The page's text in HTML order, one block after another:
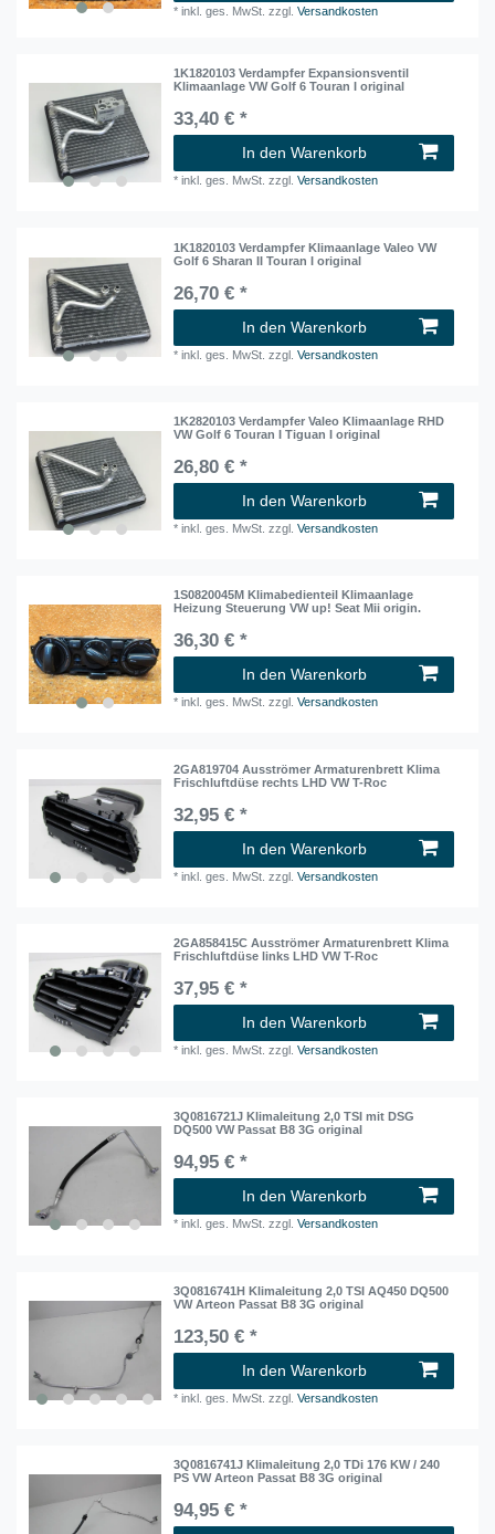
*inkl. ges. MwSt. zzgl.Versandkosten
1K1820103 Verdampfer Expansionsventil
Klimaanlage VW Golf 6 Touran I original
33,40 € *
In den Warenkorb
*inkl. ges. MwSt. zzgl.Versandkosten
1K1820103 Verdampfer Klimaanlage Valeo VW
Golf 6 Sharan II Touran I original
26,70 € *
In den Warenkorb
*inkl. ges. MwSt. zzgl.Versandkosten
1K2820103 Verdampfer Valeo Klimaanlage RHD
VW Golf 6 Touran I Tiguan I original
26,80 € *
In den Warenkorb
*inkl. ges. MwSt. zzgl.Versandkosten
1S0820045M Klimabedienteil Klimaanlage
Heizung Steuerung VW up! Seat Mii origin.
36,30 € *
In den Warenkorb
*inkl. ges. MwSt. zzgl.Versandkosten
2GA819704 Ausströmer Armaturenbrett Klima
Frischluftdüse rechts LHD VW T-Roc
32,95 € *
In den Warenkorb
*inkl. ges. MwSt. zzgl.Versandkosten
2GA858415C Ausströmer Armaturenbrett Klima
Frischluftdüse links LHD VW T-Roc
37,95 € *
In den Warenkorb
*inkl. ges. MwSt. zzgl.Versandkosten
3Q0816721J Klimaleitung 2,0 TSI mit DSG
DQ500 VW Passat B8 3G original
94,95 € *
In den Warenkorb
*inkl. ges. MwSt. zzgl.Versandkosten
3Q0816741H Klimaleitung 2,0 TSI AQ450 DQ500
VW Arteon Passat B8 3G original
123,50 € *
In den Warenkorb
*inkl. ges. MwSt. zzgl.Versandkosten
3Q0816741J Klimaleitung 2,0 TDi 176 KW / 240
PS VW Arteon Passat B8 3G original
94,95 € *